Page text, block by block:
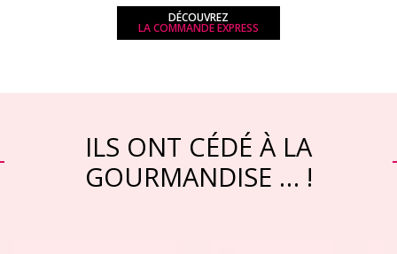
DÉCOUVREZ
LA COMMANDE EXPRESS
ILS ONT CÉDÉ À LA
GOURMANDISE … !